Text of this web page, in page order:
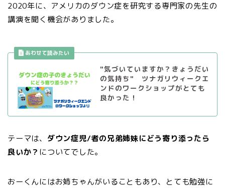
2020年に、アメリカのダウン症を研究する専門家の先生の
講演を聞く機会がありました。
"気づいていますか？きょうだい
の気持ち" ツナガリウィークエ
ンドのワークショップがとても
良かった！
テーマは、 ダウン症児/者の兄弟姉妹にどう寄り添ったら
良いか？ についてでした。
おーくんにはお姉ちゃんがいることもあり、とても勉強に